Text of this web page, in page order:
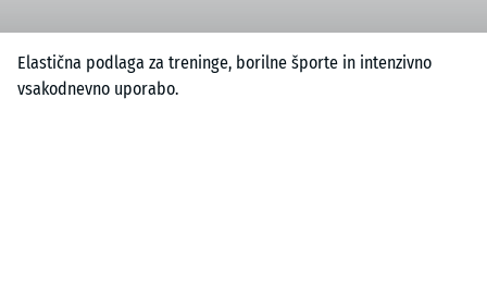
Elastična podlaga za treninge, borilne športe in intenzivno
vsakodnevno uporabo.